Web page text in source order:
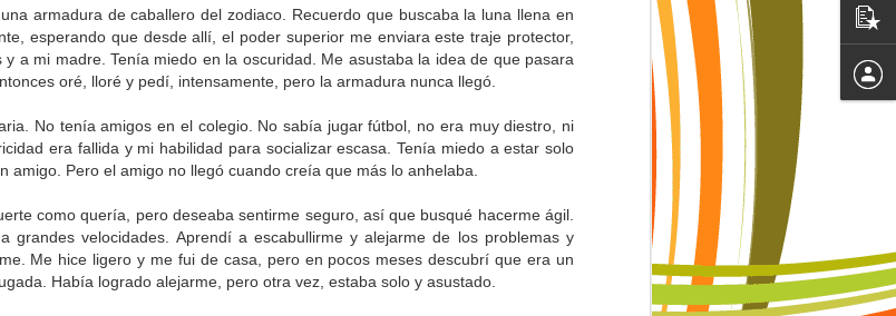
armadura de caballero del zodiaco. Recuerdo que buscaba la luna llena en
esperando que desde allí, el poder superior me enviara este traje protector,
a mi madre. Tenía miedo en la oscuridad. Me asustaba la idea de que pasara
oré, lloré y pedí, intensamente, pero la armadura nunca llegó.
No tenía amigos en el colegio. No sabía jugar fútbol, no era muy diestro, ni
era fallida y mi habilidad para socializar escasa. Tenía miedo a estar solo
amigo. Pero el amigo no llegó cuando creía que más lo anhelaba.
como quería, pero deseaba sentirme seguro, así que busqué hacerme ágil.
grandes velocidades. Aprendí a escabullirme y alejarme de los problemas y
Me hice ligero y me fui de casa, pero en pocos meses descubrí que era un
Había logrado alejarme, pero otra vez, estaba solo y asustado.